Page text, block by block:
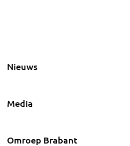
Nieuws
Media
Omroep Brabant